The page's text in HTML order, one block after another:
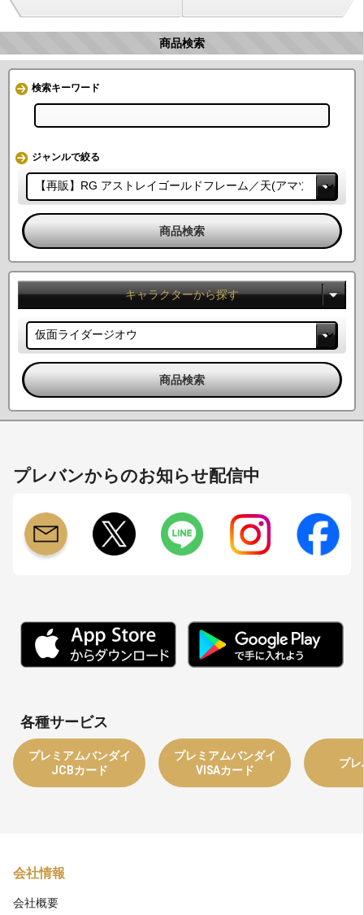
商品検索
検索キーワード
ジャンルで絞る
キャラクターから探す
プレバンからのお知らせ配信中
各種サービス
プレミアムバンダイ
JCBカード
プレミアムバンダイ
VISAカード
プ
会社情報
会社概要